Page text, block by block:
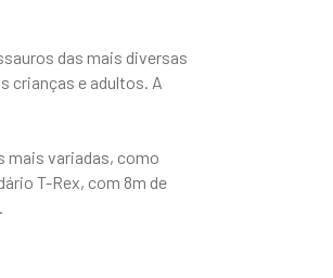
das mais diversas
crianças e adultos. A
mais variadas, como
T-Rex, com 8m de